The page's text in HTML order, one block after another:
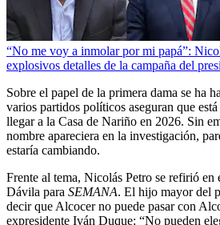
“No me voy a inmolar por mi papá”:
explosivos detalles de la campaña del
Sobre el papel de la primera dama se ha
varios partidos políticos aseguran que
llegar a la Casa de Nariño en 2026. Sin
nombre apareciera en la investigación,
estaría cambiando.
Frente al tema, Nicolás Petro se refirió
Dávila para SEMANA. El hijo mayor del
decir que Alcocer no puede pasar con
expresidente Iván Duque: “No pueden